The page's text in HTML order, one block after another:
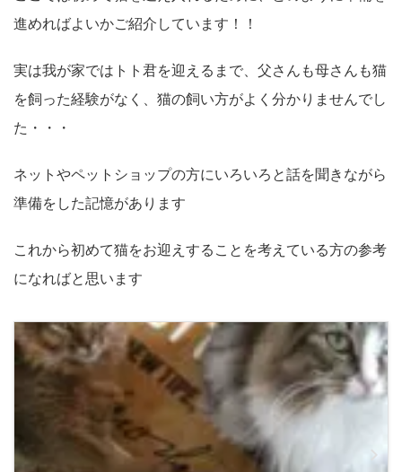
進めればよいかご紹介しています！！
実は我が家ではトト君を迎えるまで、父さんも母さんも猫
を飼った経験がなく、猫の飼い方がよく分かりませんでし
た・・・
ネットやペットショップの方にいろいろと話を聞きながら
準備をした記憶があります
これから初めて猫をお迎えすることを考えている方の参考
になればと思います